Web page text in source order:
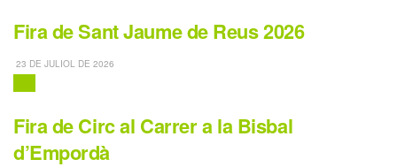
Fira de Sant Jaume de Reus 2026
23 DE JULIOL DE 2026
Fira de Circ al Carrer a la Bisbal
d’Empordà